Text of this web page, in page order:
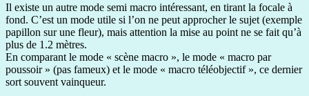
Il existe un autre mode semi macro intéressant, en tirant la focale à
fond. C’est un mode utile si l’on ne peut approcher le sujet (exemple
papillon sur une fleur), mais attention la mise au point ne se fait qu’à
plus de 1.2 mètres.
En comparant le mode « scène macro », le mode « macro par
poussoir » (pas fameux) et le mode « macro téléobjectif », ce dernier
sort souvent vainqueur.